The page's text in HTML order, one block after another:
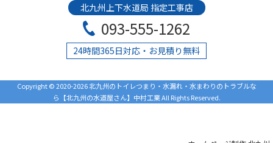
北九州上下水道局 指定工事店
093-555-1262
24時間365日対応・お見積り無料
Copyright © 2020-2026 北九州のトイレつまり・水漏れ・水まわりのトラブルな
ら【北九州の水道屋さん】中村工業 All Rights Reserved.